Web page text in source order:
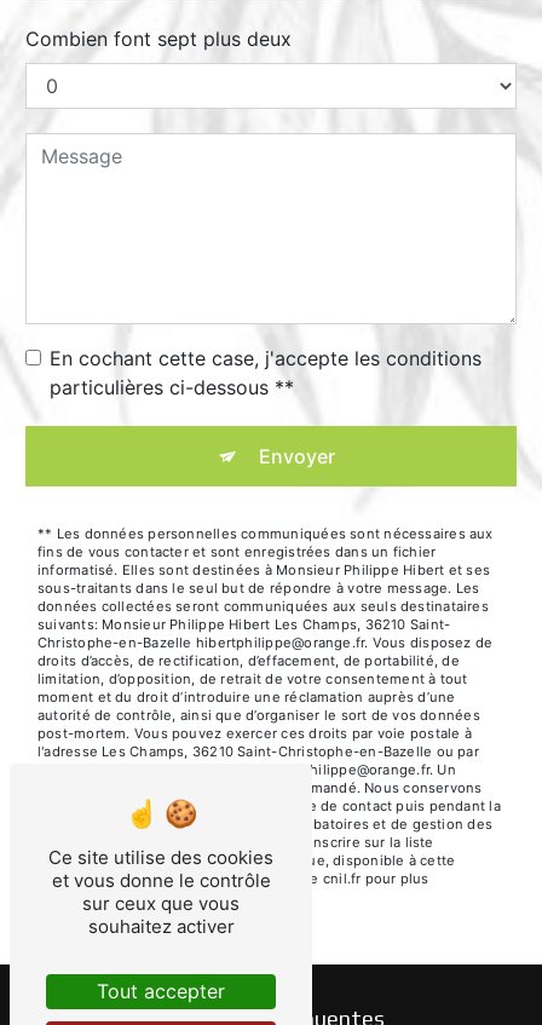
Combien font sept plus deux
En cochant cette case, j'accepte les conditions
particulières ci-dessous **
Envoyer
** Les données personnelles communiquées sont nécessaires aux
fins de vous contacter et sont enregistrées dans un fichier
informatisé. Elles sont destinées à Monsieur Philippe Hibert et ses
sous-traitants dans le seul but de répondre à votre message. Les
données collectées seront communiquées aux seuls destinataires
suivants: Monsieur Philippe Hibert Les Champs, 36210 Saint-
Christophe-en-Bazelle hibertphilippe@orange.fr. Vous disposez de
droits d’accès, de rectification, d’effacement, de portabilité, de
limitation, d’opposition, de retrait de votre consentement à tout
moment et du droit d’introduire une réclamation auprès d’une
autorité de contrôle, ainsi que d’organiser le sort de vos données
post-mortem. Vous pouvez exercer ces droits par voie postale à
l'adresse Les Champs, 36210 Saint-Christophe-en-Bazelle ou par
courrier électronique à l'adresse hibertphilippe@orange.fr. Un
justificatif d'identité pourra vous être demandé. Nous conservons
vos données pendant la période de prise de contact puis pendant la
durée de prescription légale aux fins probatoires et de gestion des
contentieux. Vous avez le droit de vous inscrire sur la liste
d'opposition au démarchage téléphonique, disponible à cette
adresse: Bloctel.gouv.fr . Consultez le site cnil.fr pour plus
d’informations sur vos droits.
Recherches fréquentes
Ce site utilise des cookies
et vous donne le contrôle
sur ceux que vous
souhaitez activer
Tout accepter